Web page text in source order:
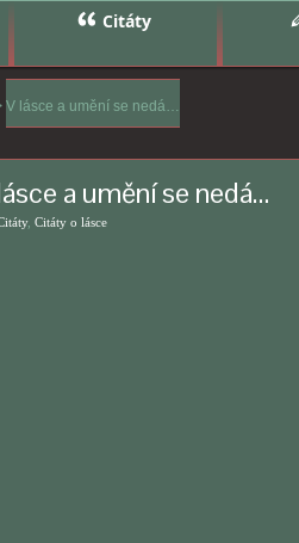
Citáty
V lásce a umění se nedá…
a umění se nedá…
, Citáty o lásce